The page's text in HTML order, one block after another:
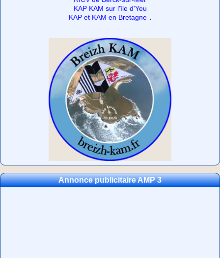
KAP KAM sur l'île d'Yeu
KAP et KAM en Bretagne .
Annonce publicitaire AMP 3